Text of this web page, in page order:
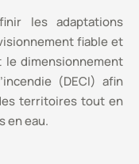
les adaptations
fiable et
le dimensionnement
(DECI) afin
territoires tout en
en eau.